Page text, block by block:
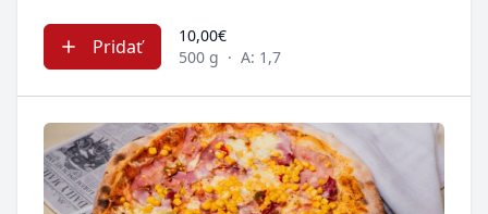
Pridať
10,00€
500 g · A: 1,7